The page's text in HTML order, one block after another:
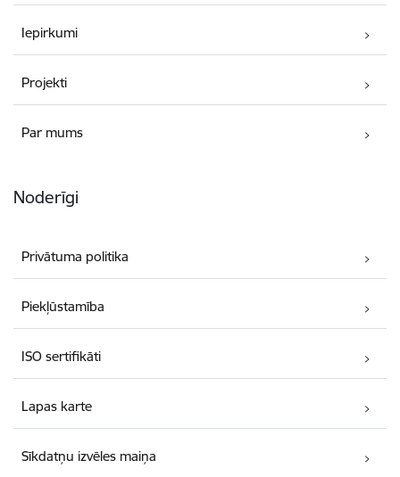
Iepirkumi
Projekti
Par mums
Noderīgi
Privātuma politika
Piekļūstamība
ISO sertifikāti
Lapas karte
Sīkdatņu izvēles maiņa